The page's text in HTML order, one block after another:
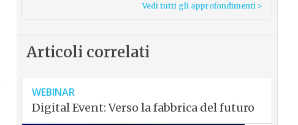
Vedi tutti gli approfondimenti >
Articoli correlati
WEBINAR
Digital Event: Verso la fabbrica del futuro